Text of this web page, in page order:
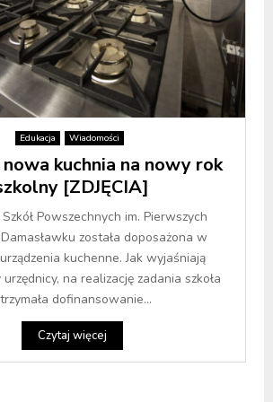
Edukacja Wiadomości
kuchnia na nowy rok
[ZDJĘCIA]
Powszechnych im. Pierwszych
została doposażona w
kuchenne. Jak wyjaśniają
na realizację zadania szkoła
dofinansowanie...
Czytaj więcej